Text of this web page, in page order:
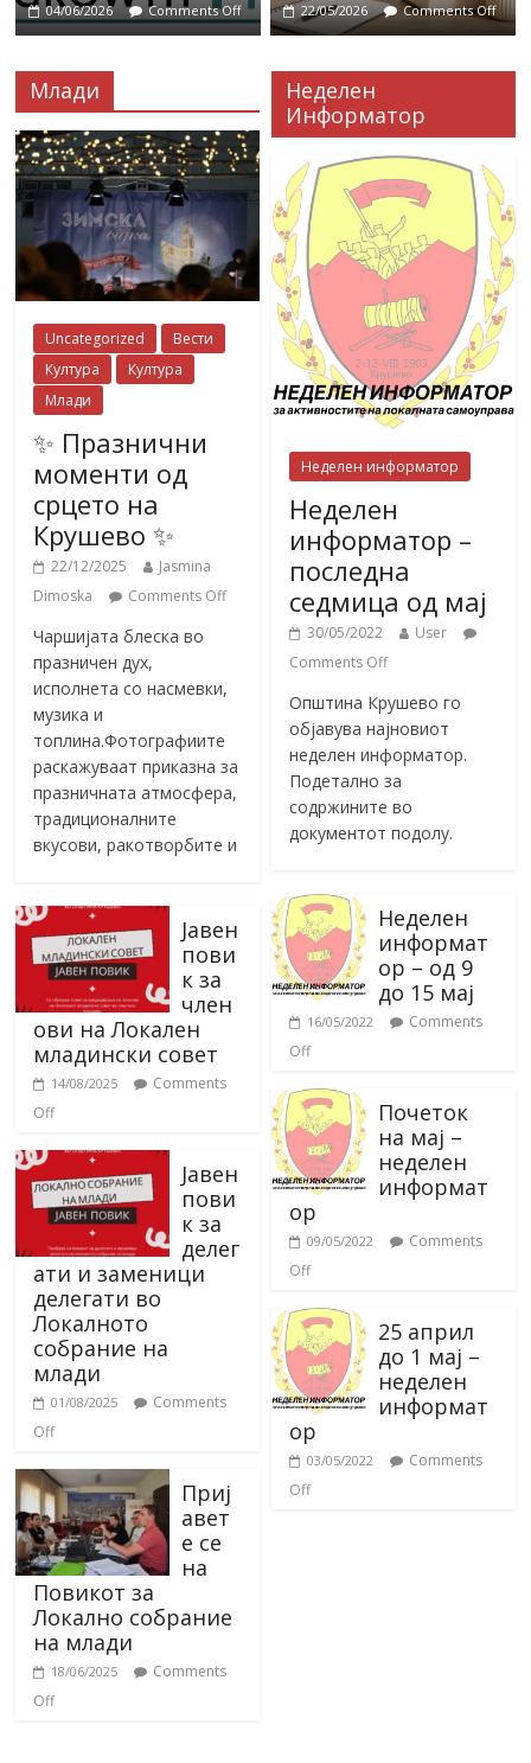
04/06/2026 Comments Off 22/05/2026 Comments Off
Млади
Uncategorized
Вести
Култура
Култура
Млади
✨ Празнични
моменти од
срцето на
Крушево ✨
22/12/2025
Jasmina
Dimoska
Comments Off
Чаршијата блеска во
празничен дух,
исполнета со насмевки,
музика и
топлина.Фотографиите
раскажуваат приказна за
празничната атмосфера,
традиционалните
вкусови, ракотворбите и
Јавен
пови
к за
член
ови на Локален
младински совет
14/08/2025
Comments
Off
Јавен
пови
к за
делег
ати и заменици
делегати во
Локалното
собрание на
млади
01/08/2025
Comments
Off
Приј
авет
е се
на
Повикот за
Локално собрание
на млади
18/06/2025
Comments
Off
Неделен
Информатор
Неделен информатор
Неделен
информатор –
последна
седмица од мај
30/05/2022
User
Comments Off
Општина Крушево го
објавува најновиот
неделен информатор.
Подетално за
содржините во
документот подолу.
Неделен
информат
ор – од 9
до 15 мај
16/05/2022
Comments
Off
Почеток
на мај –
неделен
информат
ор
09/05/2022
Comments
Off
25 април
до 1 мај –
неделен
информат
ор
03/05/2022
Comments
Off